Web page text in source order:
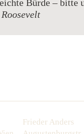
Bürde – bitte
Frieder Anders